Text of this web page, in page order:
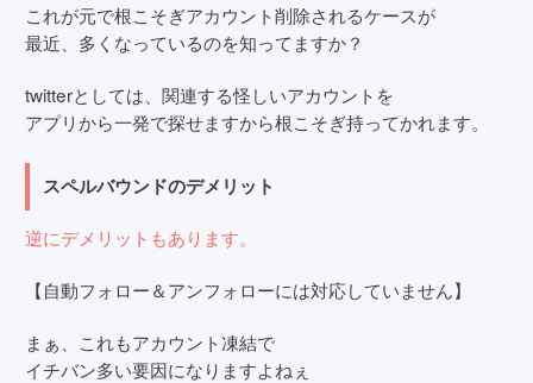
これが元で根こそぎアカウント削除されるケースが
最近、多くなっているのを知ってますか？
twitterとしては、関連する怪しいアカウントを
アプリから一発で探せますから根こそぎ持ってかれます。
スペルバウンドのデメリット
逆にデメリットもあります。
【自動フォロー＆アンフォローには対応していません】
まぁ、これもアカウント凍結で
イチバン多い要因になりますよねぇ